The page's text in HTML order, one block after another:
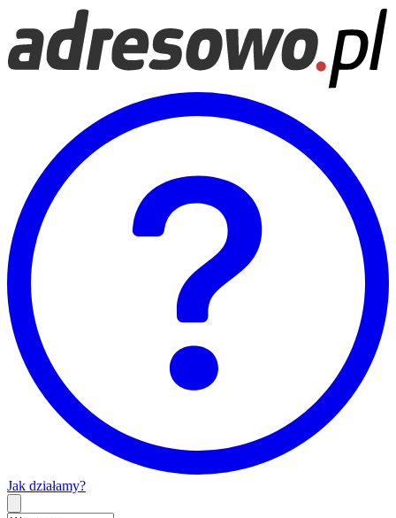
Jak działamy?